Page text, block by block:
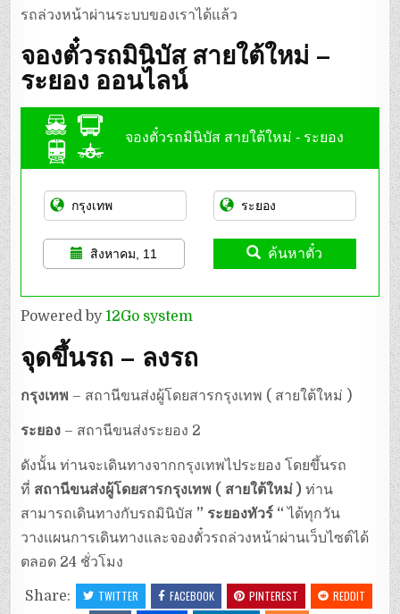
รถล่วงหน้าผ่านระบบของเราได้แล้ว
จองตั๋วรถมินิบัส สายใต้ใหม่ –
ระยอง ออนไลน์
จองตั๋วรถมินิบัส สายใต้ใหม่ - ระยอง
สิงหาคม, 11 ค้นหาตั๋ว
Powered by 12Go system
จุดขึ้นรถ – ลงรถ
กรุงเทพ – สถานีขนส่งผู้โดยสารกรุงเทพ ( สายใต้ใหม่ )
ระยอง – สถานีขนส่งระยอง 2
ดังนั้น ท่านจะเดินทางจากกรุงเทพไประยอง โดยขึ้นรถ
ที่ สถานีขนส่งผู้โดยสารกรุงเทพ ( สายใต้ใหม่ ) ท่าน
สามารถเดินทางกับรถมินิบัส ” ระยองทัวร์ “ ได้ทุกวัน
วางแผนการเดินทางและจองตั๋วรถล่วงหน้าผ่านเว็บไซต์ได้
ตลอด 24 ชั่วโมง
Share: TWITTER FACEBOOK PINTEREST REDDIT